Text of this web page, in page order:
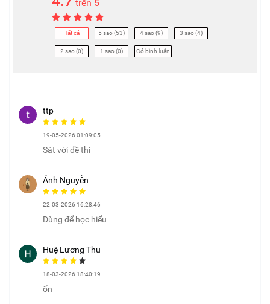
trên 5
Tất cả 5 sao (53) 4 sao (9) 3 sao (4)
2 sao (0) 1 sao (0) Có bình luận
ttp
19-05-2026 01:09:05
Sát với đề thi
Ánh Nguyễn
22-03-2026 16:28:46
Dùng để học hiểu
Huệ Lương Thu
18-03-2026 18:40:19
ổn